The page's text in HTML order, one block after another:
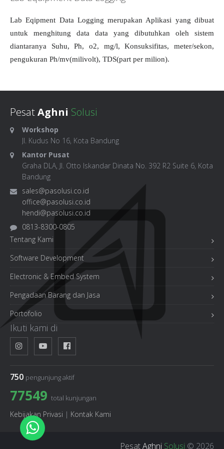
Lab Eqipment Data Logging merupakan Aplikasi yang dibuat
untuk menghitung data data yang dibutuhkan oleh sistem
diantaranya Suhu, Ph, o2, mg/l, Konsuksifitas, meter/sekon,
pengukuran Ph/mv(milivolt), TDS(part per milion).
PesatAghni Solusi
Workshop
Jl. Kudus No 16, Kota Bandung
Kantor Pusat
Graha DLA, Jl. Otto Iskandar Dinata No. 392 R2 Suite 6, Kota
Bandung
sales@pasolusi.co.id
office@pasolusi.co.id
hendi@pasolusi.co.id
0813-8300-0805
Tentang Kami
Software Development
Electronic & Embed System
Pengadaan Barang dan Jasa
Portofolio
Ikuti kami di
750 pengunjung aktif
77549 total kunjungan
Kebijakan Privasi | Kontak Kami
PesatAghni Solusi © 2026